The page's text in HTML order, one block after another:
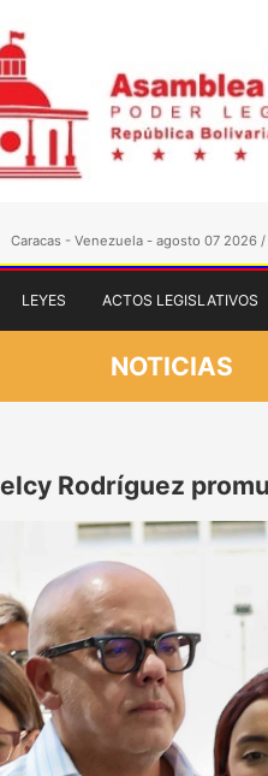
Caracas - Venezuela - agosto 07 2026 /
LEYES ACTOS LEGISLATIVOS
NOTICIAS
Rodríguez